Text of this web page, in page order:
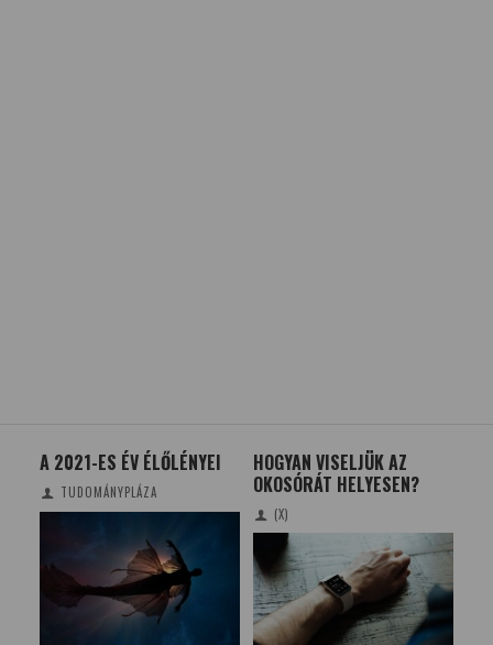
A 2021-ES ÉV ÉLŐLÉNYEI
TUDOMÁNYPLÁZA
HOGYAN VISELJÜK AZ
OKOSÓRÁT HELYESEN?
(X)